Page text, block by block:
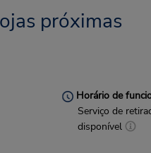
próximas
Horário de
Serviço de
disponível